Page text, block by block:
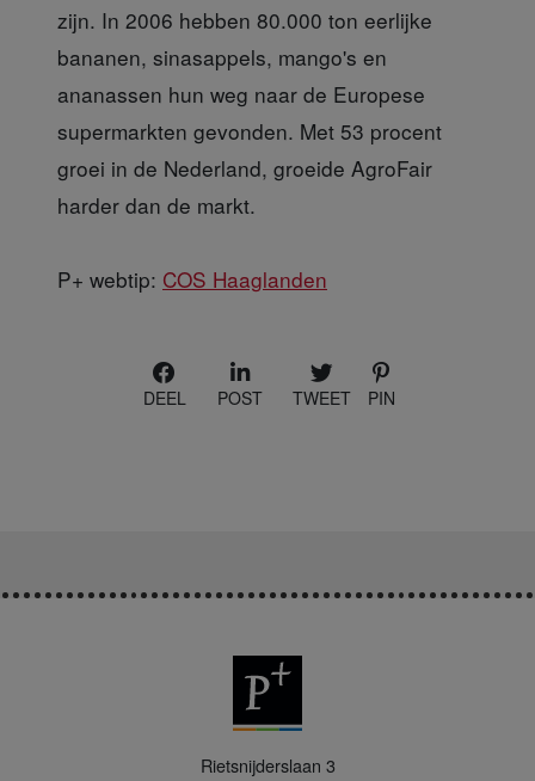
zijn. In 2006 hebben 80.000 ton eerlijke
bananen, sinasappels, mango's en
ananassen hun weg naar de Europese
supermarkten gevonden. Met 53 procent
groei in de Nederland, groeide AgroFair
harder dan de markt.
P+ webtip: COS Haaglanden
DEEL POST TWEET PIN
Rietsnijderslaan 3